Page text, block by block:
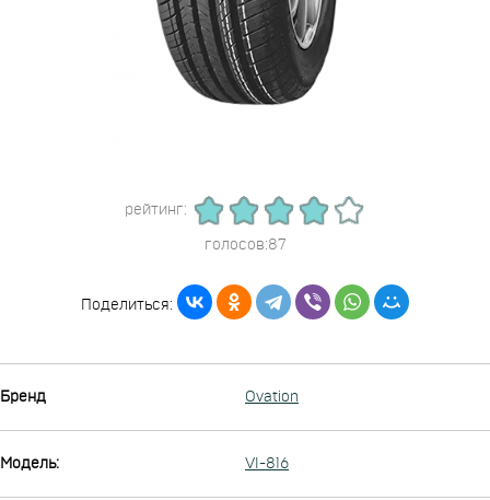
рейтинг:
голосов:87
Поделиться:
Бренд Ovation
Модель: VI-816